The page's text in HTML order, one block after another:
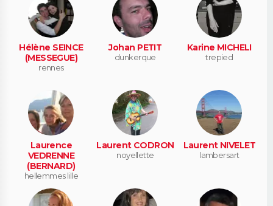
Hélène SEINCE
(MESSEGUE)
rennes
Johan PETIT
dunkerque
Karine MICHELI
trepied
Laurence
VEDRENNE
(BERNARD)
hellemmes lille
Laurent CODRON
noyellette
Laurent NIVELET
lambersart